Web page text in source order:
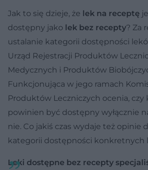
Jak to się dzieje, że lek na receptę
dostępny jako lek bez recepty? Za
ustalanie kategorii dostępności
Urząd Rejestracji Produktów
Medycznych i Produktów
Funkcjonująca w jego ramach
Produktów Leczniczych ocenia,
powinien być dostępny wyłącznie
nie. Co jakiś czas wydaje też opinie
kategorii dostępności konkretnych
Leki dostępne bez recepty